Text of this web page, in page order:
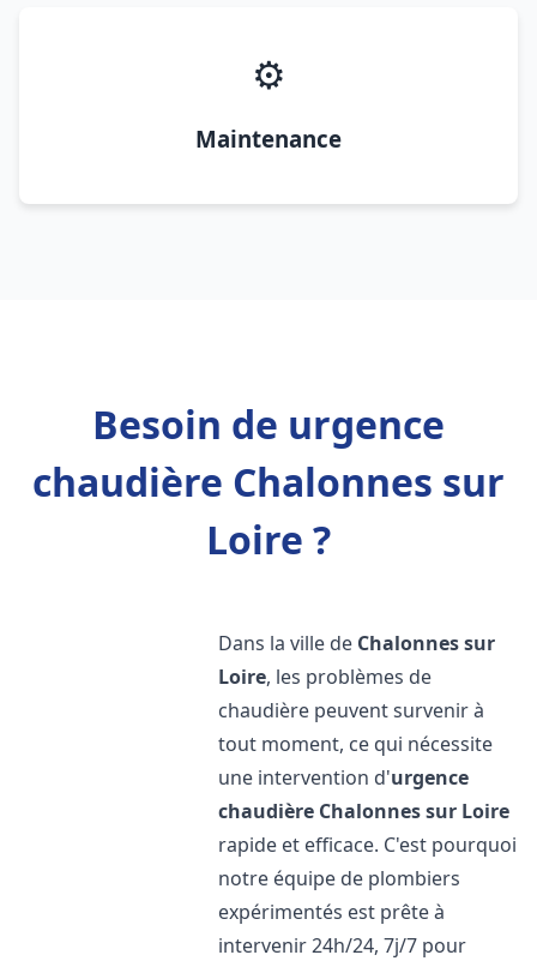
⚙️
Maintenance
Besoin de urgence
chaudière Chalonnes sur
Loire ?
Dans la ville de Chalonnes sur
Loire, les problèmes de
chaudière peuvent survenir à
tout moment, ce qui nécessite
une intervention d'urgence
chaudière Chalonnes sur Loire
rapide et efficace. C'est pourquoi
notre équipe de plombiers
expérimentés est prête à
intervenir 24h/24, 7j/7 pour